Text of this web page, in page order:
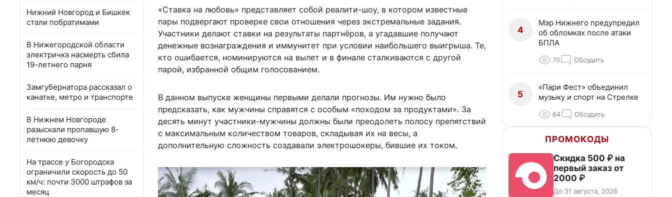
Нижний Новгород и Бишкек
стали побратимами
В Нижегородской области
электричка насмерть сбила
19-летнего парня
Замгубернатора рассказал о
канатке, метро и транспорте
В Нижнем Новгороде
разыскали пропавшую 8-
летнюю девочку
На трассе у Богородска
ограничили скорость до 50
км/ч: почти 3000 штрафов за
месяц
«Ставка на любовь» представляет собой реалити-шоу, в котором известные
пары подвергают проверке свои отношения через экстремальные задания.
Участники делают ставки на результаты партнёров, а угадавшие получают
денежные вознаграждения и иммунитет при условии наибольшего выигрыша. Те,
кто ошибается, номинируются на вылет и в финале сталкиваются с другой
парой, избранной общим голосованием.
В данном выпуске женщины первыми делали прогнозы. Им нужно было
предсказать, как мужчины справятся с особым «походом за продуктами». За
десять минут участники-мужчины должны были преодолеть полосу препятствий
с максимальным количеством товаров, складывая их на весы, а
дополнительную сложность создавали электрошокеры, бившие их током.
4
Мэр Нижнего предупредил
об обломках после атаки
БПЛА
70 Обсудить
5
«Пари Фест» объединил
музыку и спорт на Стрелке
64 Обсудить
ПРОМОКОДЫ
Скидка 500 ₽ на
первый заказ от
2000 ₽
До 31 августа, 2026